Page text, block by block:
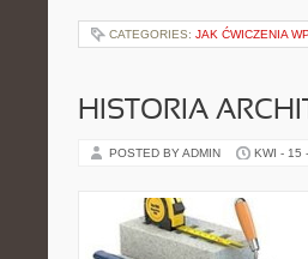
CATEGORIES: JAK ĆWICZENIA
HISTORIA
POSTED BY ADMIN KWI - 15